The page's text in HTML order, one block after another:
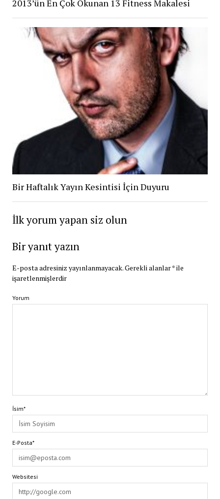
2013’ün En Çok Okunan 13 Fitness Makalesi
Bir Haftalık Yayın Kesintisi İçin Duyuru
İlk yorum yapan siz olun
Bir yanıt yazın
E-posta adresiniz yayınlanmayacak.Gerekli alanlar*ile
işaretlenmişlerdir
Yorum
İsim*
E-Posta*
Websitesi